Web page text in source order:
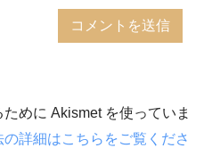
めに Akismet を使っていま
詳細はこちらをご覧くださ